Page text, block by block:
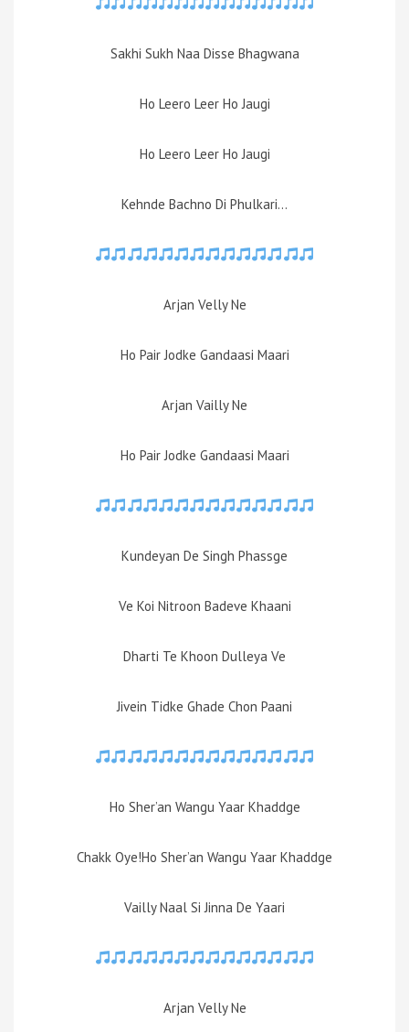
Sakhi Sukh Naa Disse Bhagwana
Ho Leero Leer Ho Jaugi
Ho Leero Leer Ho Jaugi
Kehnde Bachno Di Phulkari…
Arjan Velly Ne
Ho Pair Jodke Gandaasi Maari
Arjan Vailly Ne
Ho Pair Jodke Gandaasi Maari
Kundeyan De Singh Phassge
Ve Koi Nitroon Badeve Khaani
Dharti Te Khoon Dulleya Ve
Jivein Tidke Ghade Chon Paani
Ho Sher’an Wangu Yaar Khaddge
Chakk Oye!Ho Sher’an Wangu Yaar Khaddge
Vailly Naal Si Jinna De Yaari
Arjan Velly Ne